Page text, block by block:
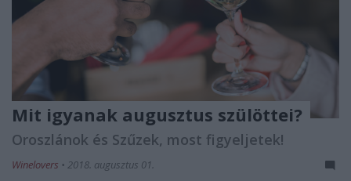
Mit igyanak augusztus szülöttei?
Oroszlánok és Szűzek, most figyeljetek!
Winelovers • 2018. augusztus 01.